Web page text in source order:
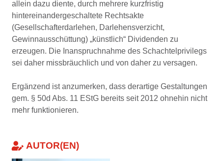
allein dazu diente, durch mehrere kurzfristig
hintereinandergeschaltete Rechtsakte
(Gesellschafterdarlehen, Darlehensverzicht,
Gewinnausschüttung) „künstlich“ Dividenden zu
erzeugen. Die Inanspruchnahme des Schachtelprivilegs
sei daher missbräuchlich und von daher zu versagen.
Ergänzend ist anzumerken, dass derartige Gestaltungen
gem. § 50d Abs. 11 EStG bereits seit 2012 ohnehin nicht
mehr funktionieren.
AUTOR(EN)